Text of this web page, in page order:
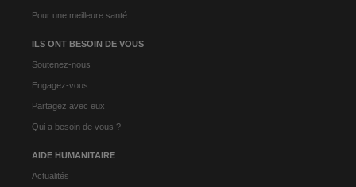
Pour une meilleure santé
ILS ONT BESOIN DE VOUS
Soutenez-nous
Engagez-vous
Partagez avec eux
Qui a besoin de vous ?
AIDE HUMANITAIRE
Actualités